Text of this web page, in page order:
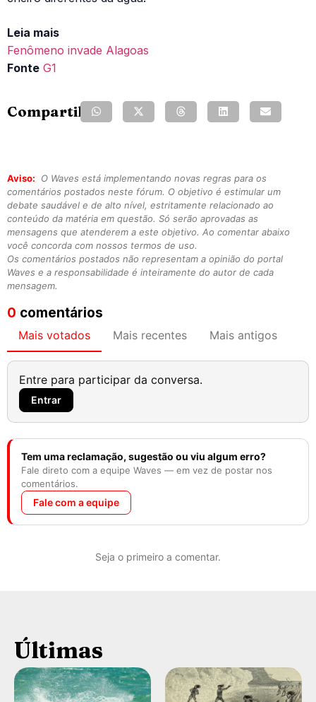
Leia mais
Fenômeno invade Alagoas
Fonte G1
Compartilhe:
Aviso:
O Waves está implementando novas regras para os
comentários postados neste fórum. O objetivo é estimular um
debate saudável e de alto nível, estritamente relacionado ao
conteúdo da matéria em questão. Só serão aprovadas as
mensagens que atenderem a este objetivo. Ao comentar abaixo
você concorda com nossos termos de uso.
Os comentários postados não representam a opinião do portal
Waves e a responsabilidade é inteiramente do autor de cada
mensagem.
0 comentários
Mais votados Mais recentes Mais antigos
Entre para participar da conversa.
Entrar
Tem uma reclamação, sugestão ou viu algum erro?
Fale direto com a equipe Waves — em vez de postar nos
comentários.
Fale com a equipe
Seja o primeiro a comentar.
Últimas